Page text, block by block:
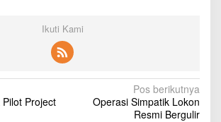
Ikuti Kami
Project
Pos berikutnya
Operasi Simpatik Lokon
Resmi Bergulir